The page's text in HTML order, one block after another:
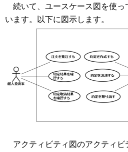
続いて、ユースケース図を使っ
います。以下に図示します。
アクティビティ図のアクティビ